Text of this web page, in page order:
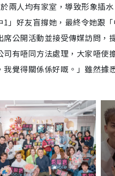
兩人均有家室，導致形象插
」好友盲撐她，最終令她跟
公開活動並接受傳媒訪問，
有唔同方法處理，大家唔使
覺得關係係好嘅。」雖然據